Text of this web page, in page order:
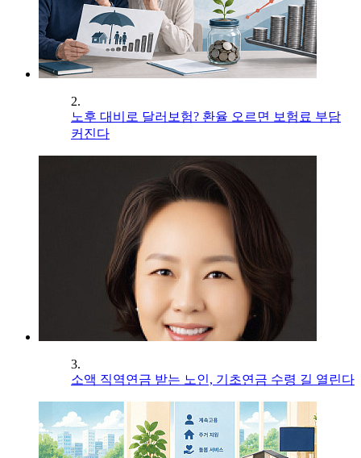
2.
노후 대비로 달러보험? 환율 오르면 보험료 부담
커진다
3.
소액 직역연금 받는 노인, 기초연금 수령 길 열린다